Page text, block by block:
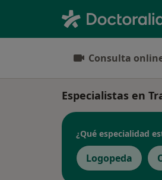
Consulta
Especialistas en
¿Qué especialidad
Logopeda